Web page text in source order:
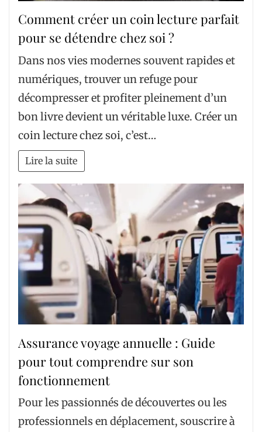
Comment créer un coin lecture parfait
pour se détendre chez soi ?
Dans nos vies modernes souvent rapides et
numériques, trouver un refuge pour
décompresser et profiter pleinement d’un
bon livre devient un véritable luxe. Créer un
coin lecture chez soi, c’est…
Lire la suite
Assurance voyage annuelle : Guide
pour tout comprendre sur son
fonctionnement
Pour les passionnés de découvertes ou les
professionnels en déplacement, souscrire à